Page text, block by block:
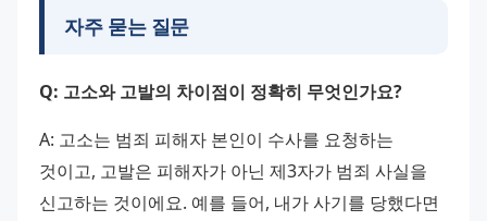
자주 묻는 질문
Q: 고소와 고발의 차이점이 정확히 무엇인가요?
A: 고소는 범죄 피해자 본인이 수사를 요청하는
것이고, 고발은 피해자가 아닌 제3자가 범죄 사실을
신고하는 것이에요. 예를 들어, 내가 사기를 당했다면